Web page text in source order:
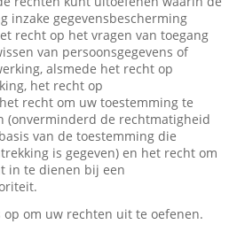
inzake gegevensbescherming
recht op het vragen van toegang
van persoonsgegevens of
alsmede het recht op
het recht op
recht om uw toestemming te
(onverminderd de rechtmatigheid
van de toestemming die
is gegeven) en het recht om
in te dienen bij een
op om uw rechten uit te oefenen.